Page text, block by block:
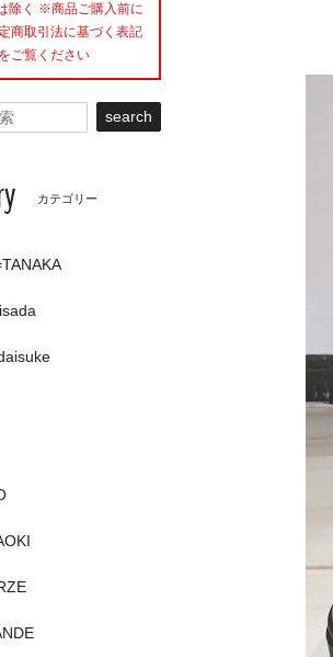
除く ※商品ご購入前に
商取引法に基づく表記
をご覧ください
search
カテゴリー